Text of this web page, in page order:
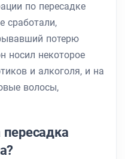
по пересадке
сработали,
потерю
носил некоторое
и алкоголя, и на
волосы,